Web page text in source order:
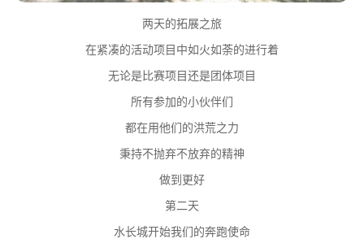
两天的拓展之旅
在紧凑的活动项目中如火如荼的进行着
无论是比赛项目还是团体项目
所有参加的小伙伴们
都在用他们的洪荒之力
秉持不抛弃不放弃的精神
做到更好
第二天
水长城开始我们的奔跑使命